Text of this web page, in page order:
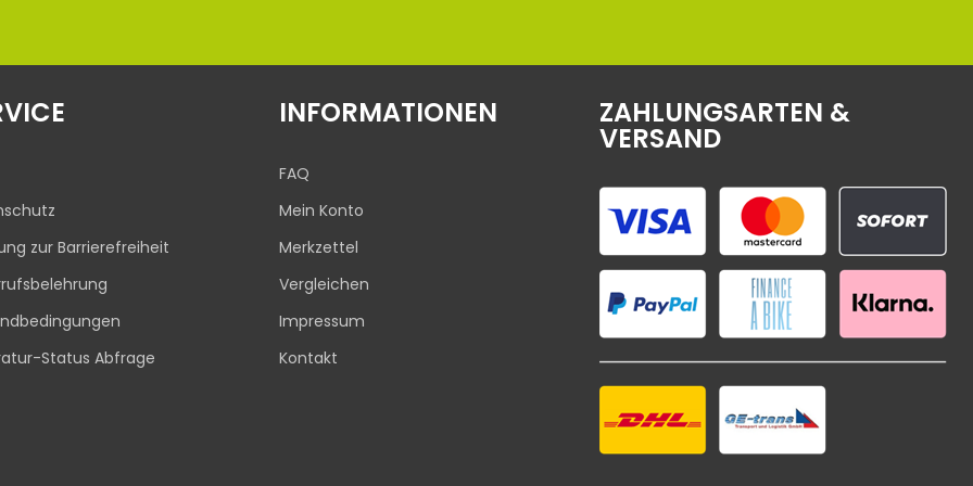
zur Barrierefreiheit
Status Abfrage
INFORMATIONEN
FAQ
Mein Konto
Merkzettel
Vergleichen
Impressum
Kontakt
ZAHLUNGSARTEN &
VERSAND